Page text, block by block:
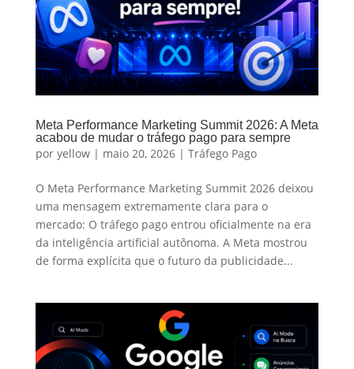
Meta Performance Marketing Summit 2026: A Meta
acabou de mudar o tráfego pago para sempre
por yellow| maio 20, 2026| Tráfego Pago
O Meta Performance Marketing Summit 2026 deixou
uma mensagem extremamente clara para o
mercado: O tráfego pago entrou oficialmente na era
da inteligência artificial autônoma. A Meta mostrou
de forma explícita que o futuro da publicidade...